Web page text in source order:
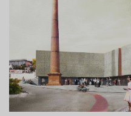
PRODUTOS